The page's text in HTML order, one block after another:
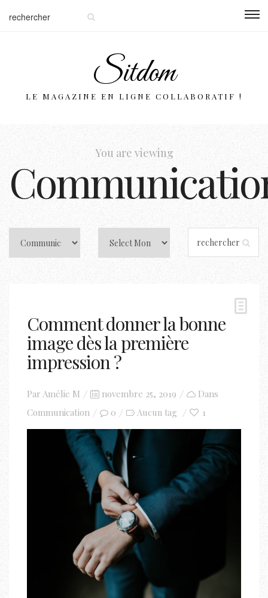
Sitdom
LE MAGAZINE EN LIGNE COLLABORATIF !
You are viewing
Comment donner la bonne
image dès la première
impression ?
Par Amélie M
Posted
on
novembre 25, 2019
Dans
Communication
0 Aucun tag 1